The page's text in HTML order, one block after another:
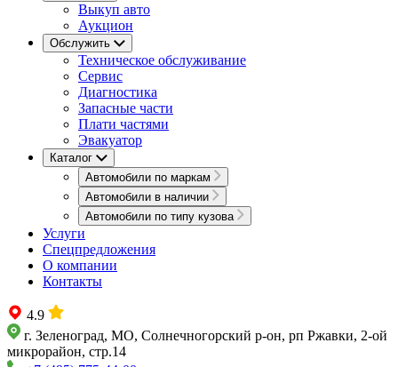
Выкуп авто
Аукцион
Обслужить
Техническое обслуживание
Сервис
Диагностика
Запасные части
Плати частями
Эвакуатор
Каталог
Автомобили по маркам
Автомобили в наличии
Автомобили по типу кузова
Услуги
Спецпредложения
О компании
Контакты
4.9
г. Зеленоград, МО, Солнечногорский р-он, рп Ржавки, 2-ой
микрорайон, стр.14